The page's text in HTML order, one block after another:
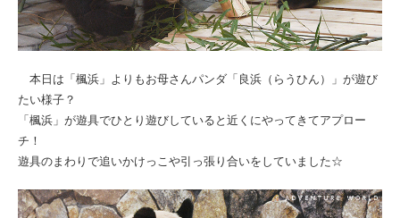
本日は「楓浜」よりもお母さんパンダ「良浜（らうひん）」が遊び
たい様子？
「楓浜」が遊具でひとり遊びしていると近くにやってきてアプロー
チ！
遊具のまわりで追いかけっこや引っ張り合いをしていました☆